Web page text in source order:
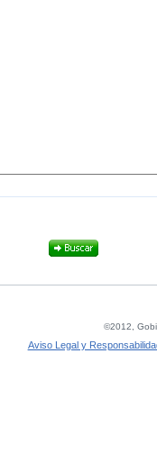
©2012,
Aviso Legal y